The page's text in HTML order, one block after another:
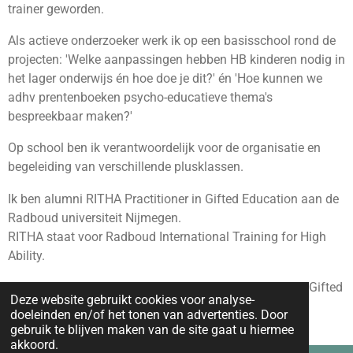
Deze website gebruikt cookies voor analyse-
doeleinden en/of het tonen van advertenties. Door
gebruik te blijven maken van de site gaat u hiermee
akkoord.
trainer geworden.
Als actieve onderzoeker werk ik op een basisschool rond de
projecten: 'Welke aanpassingen hebben HB kinderen nodig in
het lager onderwijs én hoe doe je dit?' én 'Hoe kunnen we
adhv prentenboeken psycho-educatieve thema's
bespreekbaar maken?'
Op school ben ik verantwoordelijk voor de organisatie en
begeleiding van verschillende plusklassen.
Ik ben alumni RITHA Practitioner in Gifted Education aan de
Radboud universiteit Nijmegen.
RITHA staat voor Radboud International Training for High
Ability.
Ook ben ik ECHA gecertificeerd in advanced studies in Gifted
Education (CAS) en ben ik lid van het ECHA netwerk.
ECHA staat voor Europan Council of High Ability.